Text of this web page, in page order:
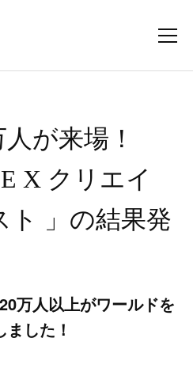
が来場！
X クリエイ
ト 」の結果発
万人以上がワールドを
ました！